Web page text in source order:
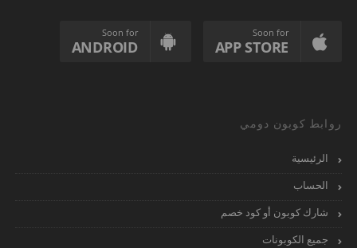
Soon for
APP STORE
Soon for
ANDROID
روابط كوبون دومي
الرئيسية
الحساب
شارك كوبون أو كود خصم
جميع الكوبونات